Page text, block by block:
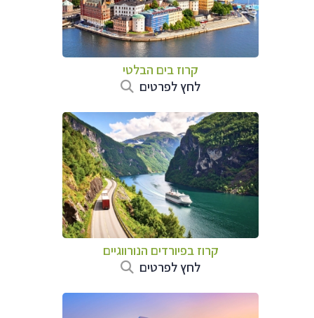
קרוז בים הבלטי
לחץ לפרטים
קרוז בפיורדים הנורווגיים
לחץ לפרטים